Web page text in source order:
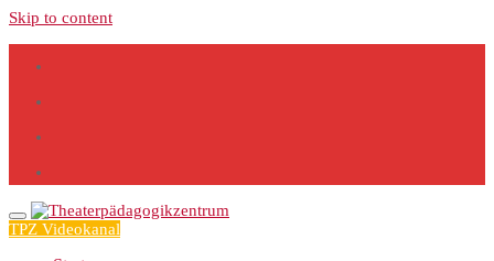
Skip to content
TPZ Videokanal